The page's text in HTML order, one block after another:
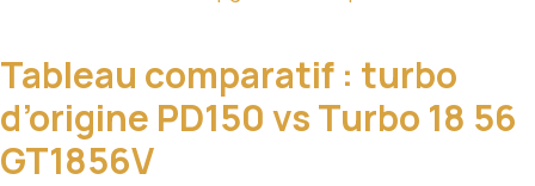
Tableau comparatif : turbo
d’origine PD150 vs Turbo 18 56
GT1856V